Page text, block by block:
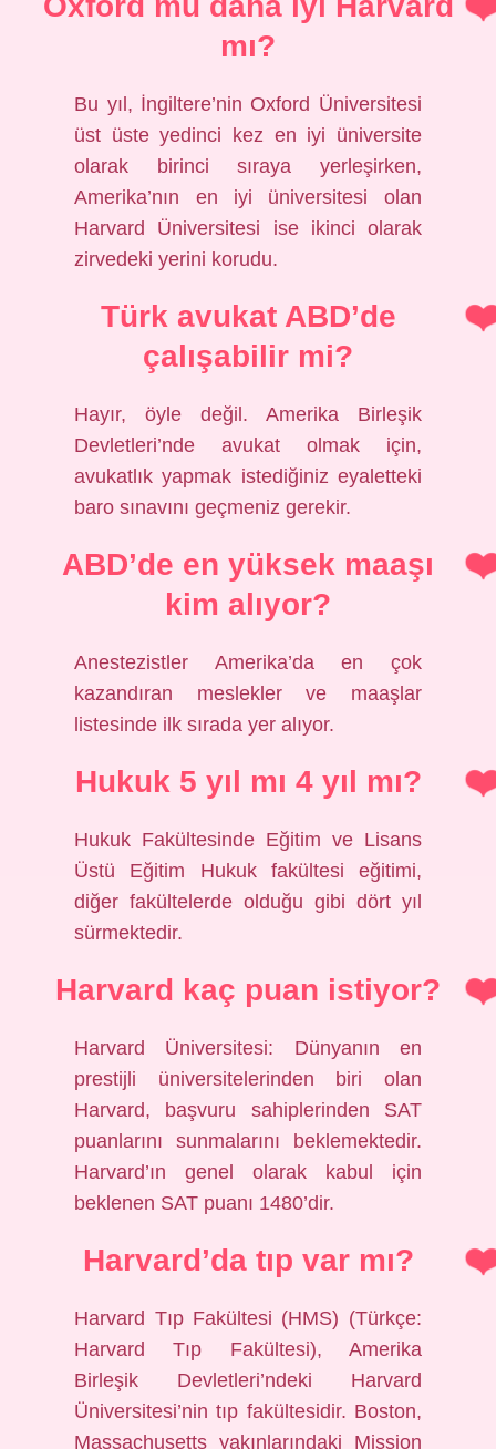
mı?
Bu yıl, İngiltere’nin Oxford Üniversitesi
üst üste yedinci kez en iyi üniversite
olarak birinci sıraya yerleşirken,
Amerika’nın en iyi üniversitesi olan
Harvard Üniversitesi ise ikinci olarak
zirvedeki yerini korudu.
Türk avukat ABD’de
çalışabilir mi?
Hayır, öyle değil. Amerika Birleşik
Devletleri’nde avukat olmak için,
avukatlık yapmak istediğiniz eyaletteki
baro sınavını geçmeniz gerekir.
ABD’de en yüksek maaşı
kim alıyor?
Anestezistler Amerika’da en çok
kazandıran meslekler ve maaşlar
listesinde ilk sırada yer alıyor.
Hukuk 5 yıl mı 4 yıl mı?
Hukuk Fakültesinde Eğitim ve Lisans
Üstü Eğitim Hukuk fakültesi eğitimi,
diğer fakültelerde olduğu gibi dört yıl
sürmektedir.
Harvard kaç puan istiyor?
Harvard Üniversitesi: Dünyanın en
prestijli üniversitelerinden biri olan
Harvard, başvuru sahiplerinden SAT
puanlarını sunmalarını beklemektedir.
Harvard’ın genel olarak kabul için
beklenen SAT puanı 1480’dir.
Harvard’da tıp var mı?
Harvard Tıp Fakültesi (HMS) (Türkçe:
Harvard Tıp Fakültesi), Amerika
Birleşik Devletleri’ndeki Harvard
Üniversitesi’nin tıp fakültesidir. Boston,
Massachusetts yakınlarındaki Mission